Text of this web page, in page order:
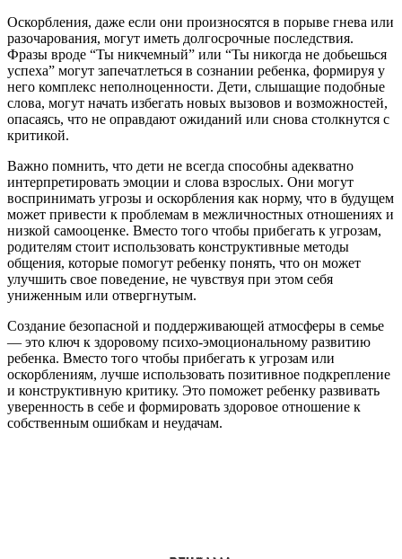
Оскорбления, даже если они произносятся в порыве гнева или
разочарования, могут иметь долгосрочные последствия.
Фразы вроде “Ты никчемный” или “Ты никогда не добьешься
успеха” могут запечатлеться в сознании ребенка, формируя у
него комплекс неполноценности. Дети, слышащие подобные
слова, могут начать избегать новых вызовов и возможностей,
опасаясь, что не оправдают ожиданий или снова столкнутся с
критикой.
Важно помнить, что дети не всегда способны адекватно
интерпретировать эмоции и слова взрослых. Они могут
воспринимать угрозы и оскорбления как норму, что в будущем
может привести к проблемам в межличностных отношениях и
низкой самооценке. Вместо того чтобы прибегать к угрозам,
родителям стоит использовать конструктивные методы
общения, которые помогут ребенку понять, что он может
улучшить свое поведение, не чувствуя при этом себя
униженным или отвергнутым.
Создание безопасной и поддерживающей атмосферы в семье
— это ключ к здоровому психо-эмоциональному развитию
ребенка. Вместо того чтобы прибегать к угрозам или
оскорблениям, лучше использовать позитивное подкрепление
и конструктивную критику. Это поможет ребенку развивать
уверенность в себе и формировать здоровое отношение к
собственным ошибкам и неудачам.